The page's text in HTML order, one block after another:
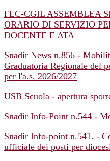
FLC-CGIL ASSEMBLEA
ORARIO DI SERVIZIO
DOCENTE E ATA
Snadir News n.856 -
Graduatoria Regionale del
per l'a.s. 2026/2027
USB Scuola - apertura
Snadir Info-Point n.544 -
Snadir Info-point n.541. -
ufficiale dei posti per